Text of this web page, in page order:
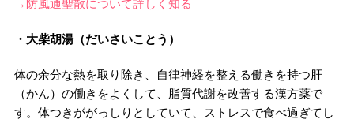
→防風通聖散について詳しく知る
・大柴胡湯（だいさいことう）
体の余分な熱を取り除き、自律神経を整える働きを持つ肝
（かん）の働きをよくして、脂質代謝を改善する漢方薬で
す。体つきががっしりとしていて、ストレスで食べ過ぎてし